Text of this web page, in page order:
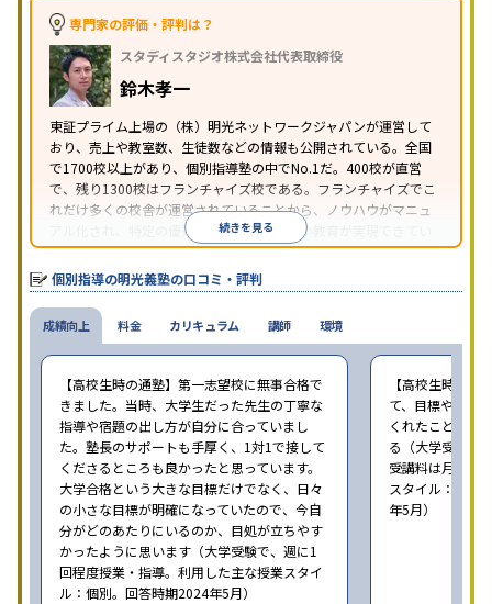
特徴
中高一貫校生に対応
の振替可能
を利用オンライン対応1科目から受講可能
習のみの受講可
り
※2023年3月調査。小学校高学年の個別指導塾アンケート調査方法を参
専門家の評価・評判は？
スタディスタジオ株式会社代表取締役
鈴木孝一
東証プライム上場の（株）明光ネットワークジャパンが運営して
おり、売上や教室数、生徒数などの情報も公開されている。全国
で1700校以上があり、個別指導塾の中でNo.1だ。400校が直営
で、残り1300校はフランチャイズ校である。フランチャイズでこ
れだけ多くの校舎が運営されていることから、ノウハウがマニュ
アル化され、特定の優秀な人材に依存しない教育が実現できてい
ることが推測される。
続きを見る
個別指導の明光義塾の口コミ・評判
成績向上
【高校生時の通塾】第一志望校に無事合格で
きました。当時、大学生だった先生の丁寧な
指導や宿題の出し方が自分に合っていまし
た。塾長のサポートも手厚く、1対1で接して
くださるところも良かったと思っています。
大学合格という大きな目標だけでなく、日々
の小さな目標が明確になっていたので、今自
分がどのあたりにいるのか、目処が立ちやす
かったように思います（大学受験で、週に1
回程度授業・指導。利用した主な授業スタイ
ル：個別。回答時期2024年5月）
【高校生時の通
て、目標や勉強
くれたことが、
る（大学受験で
受講料は月
スタイル：個別
年5月）
料金 カリキュラム 講師 環境